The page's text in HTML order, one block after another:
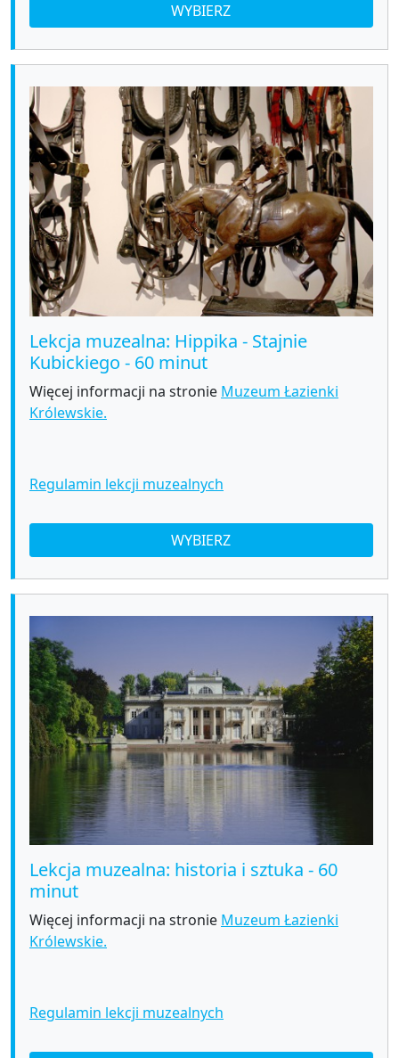
WYBIERZ
Lekcja muzealna: Hippika - Stajnie
Kubickiego - 60 minut
Więcej informacji na stronie Muzeum Łazienki
Królewskie.
Regulamin lekcji muzealnych
WYBIERZ
Lekcja muzealna: historia i sztuka - 60
minut
Więcej informacji na stronie Muzeum Łazienki
Królewskie.
Regulamin lekcji muzealnych